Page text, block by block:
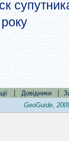
| Довідники |
GeoGuide,